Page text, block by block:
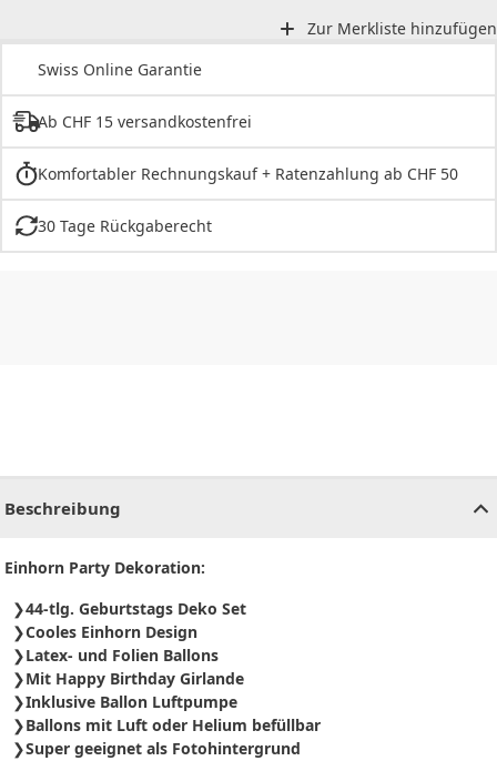
Zur Merkliste hinzufügen
Swiss Online Garantie
Ab CHF 15 versandkostenfrei
Komfortabler Rechnungskauf + Ratenzahlung ab CHF 50
30 Tage Rückgaberecht
Beschreibung
Einhorn Party Dekoration:
44-tlg. Geburtstags Deko Set
Cooles Einhorn Design
Latex- und Folien Ballons
Mit Happy Birthday Girlande
Inklusive Ballon Luftpumpe
Ballons mit Luft oder Helium befüllbar
Super geeignet als Fotohintergrund